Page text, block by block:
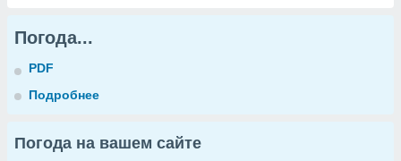
Погода...
PDF
Подробнее
Погода на вашем сайте